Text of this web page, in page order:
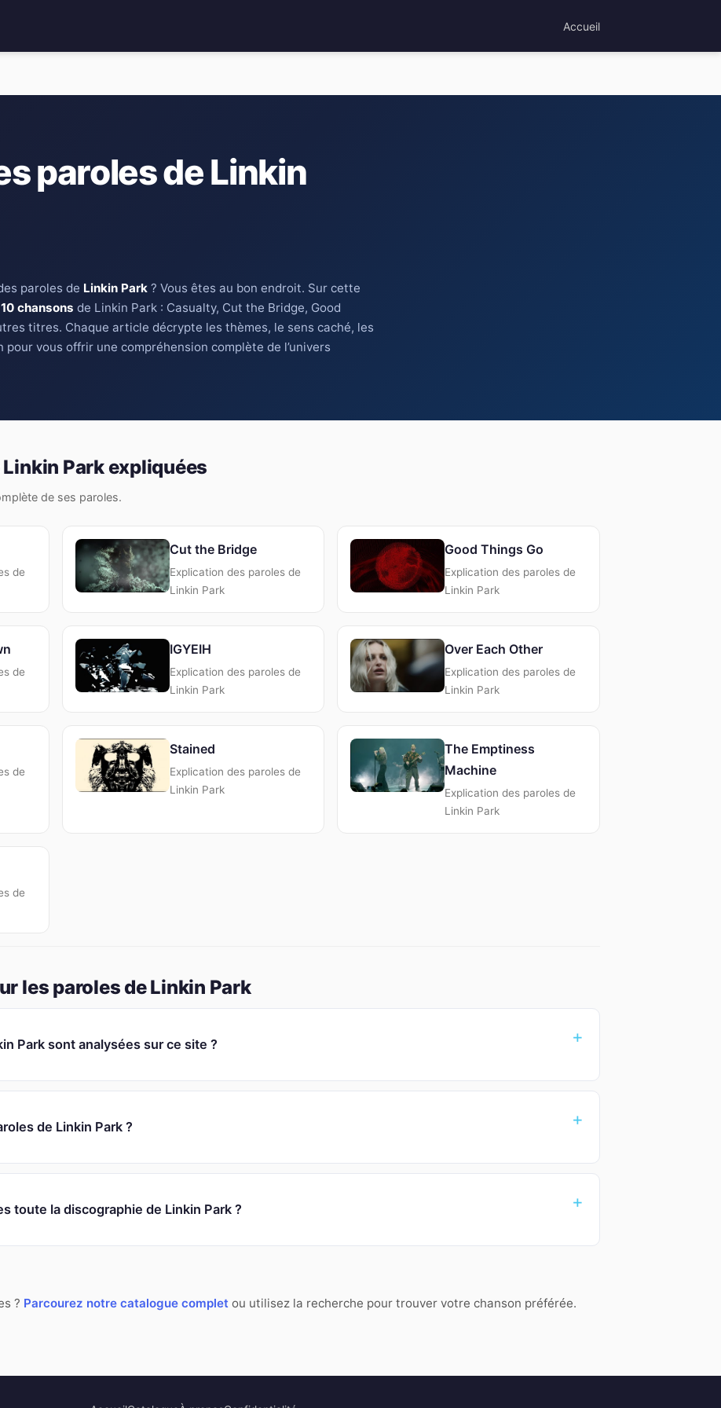
Accueil
paroles de Linkin
paroles de Linkin Park ? Vous êtes au bon endroit. Sur cette
10 chansons de Linkin Park : Casualty, Cut the Bridge, Good
titres. Chaque article décrypte les thèmes, le sens caché, les
vous offrir une compréhension complète de l’univers
Park expliquées
de ses paroles.
de
Cut the Bridge
Explication des paroles de
Linkin Park
Good Things Go
Explication des paroles de
Linkin Park
de
IGYEIH
Explication des paroles de
Linkin Park
Over Each Other
Explication des paroles de
Linkin Park
de
Stained
Explication des paroles de
Linkin Park
The Emptiness
Machine
Explication des paroles de
Linkin Park
de
les paroles de Linkin Park
Park sont analysées sur ce site ?
de Linkin Park ?
toute la discographie de Linkin Park ?
? Parcourez notre catalogue complet ou utilisez la recherche pour trouver votre chanson préférée.